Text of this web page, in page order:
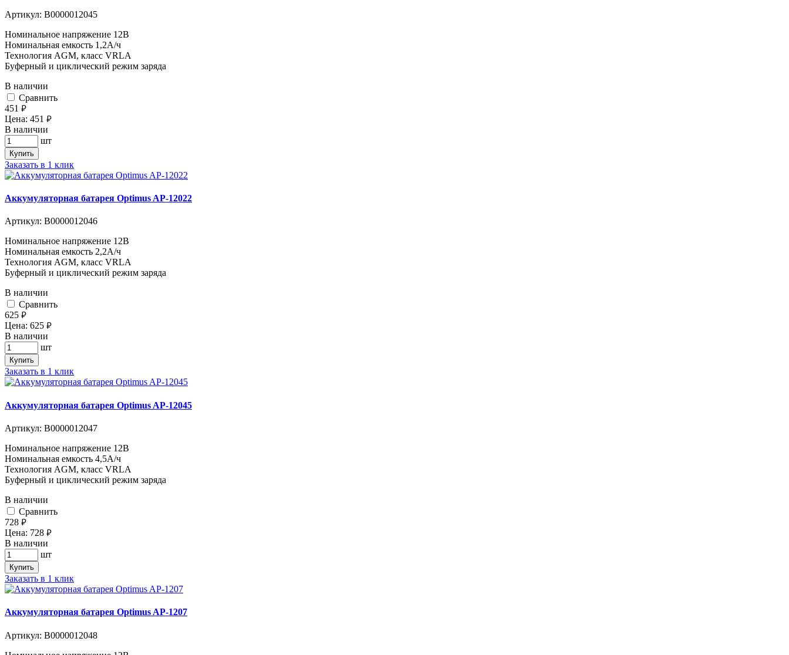
Артикул: В0000012045
Номинальное напряжение 12B
Номинальная емкость 1,2A/ч
Технология AGM, класс VRLA
Буферный и циклический режим заряда
В наличии
Cравнить
451
руб.
Цена: 451 руб.
В наличии
шт
Купить
Заказать в 1 клик
Аккумуляторная батарея Optimus AP-12022
Артикул: В0000012046
Номинальное напряжение 12B
Номинальная емкость 2,2A/ч
Технология AGM, класс VRLA
Буферный и циклический режим заряда
В наличии
Cравнить
625 руб.
Цена: 625 руб.
В наличии
шт
Купить
Заказать в 1 клик
Аккумуляторная батарея Optimus AP-12045
Артикул: В0000012047
Номинальное напряжение 12B
Номинальная емкость 4,5A/ч
Технология AGM, класс VRLA
Буферный и циклический режим заряда
В наличии
Cравнить
728 руб.
Цена: 728 руб.
В наличии
шт
Купить
Заказать в 1 клик
Аккумуляторная батарея Optimus AP-1207
Артикул: В0000012048